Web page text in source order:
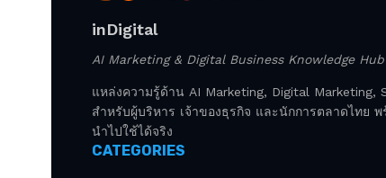
inDigital
AI Marketing & Digital Business Knowledge Hub
แหล่งความรู้ด้าน AI Marketing, Digital Marketing,
สำหรับผู้บริหาร เจ้าของธุรกิจ และนักการตลาดไทย
นำไปใช้ได้จริง
CATEGORIES